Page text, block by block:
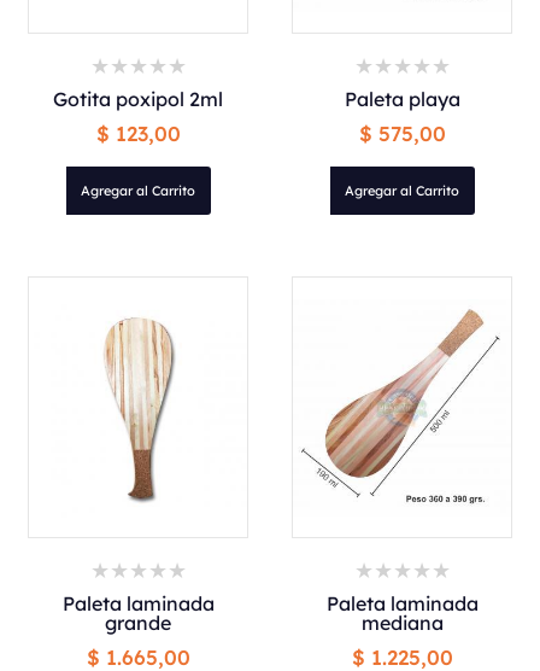
Gotita poxipol 2ml
$ 123,00
Agregar al Carrito
Paleta playa
$ 575,00
Agregar al Carrito
Paleta laminada
grande
$ 1.665,00
Paleta laminada
mediana
$ 1.225,00